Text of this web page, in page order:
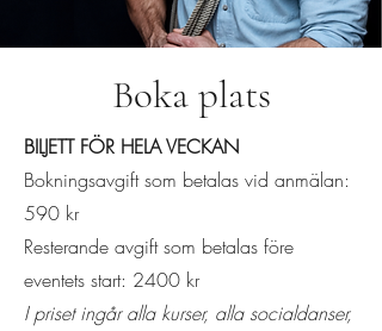
Boka plats
BILJETT FÖR HELA VECKAN
Bokningsavgift som betalas vid anmälan:
590 kr
Resterande avgift som betalas före
eventets start: 2400 kr​
Ipriset ingår alla kurser, alla socialdanser,